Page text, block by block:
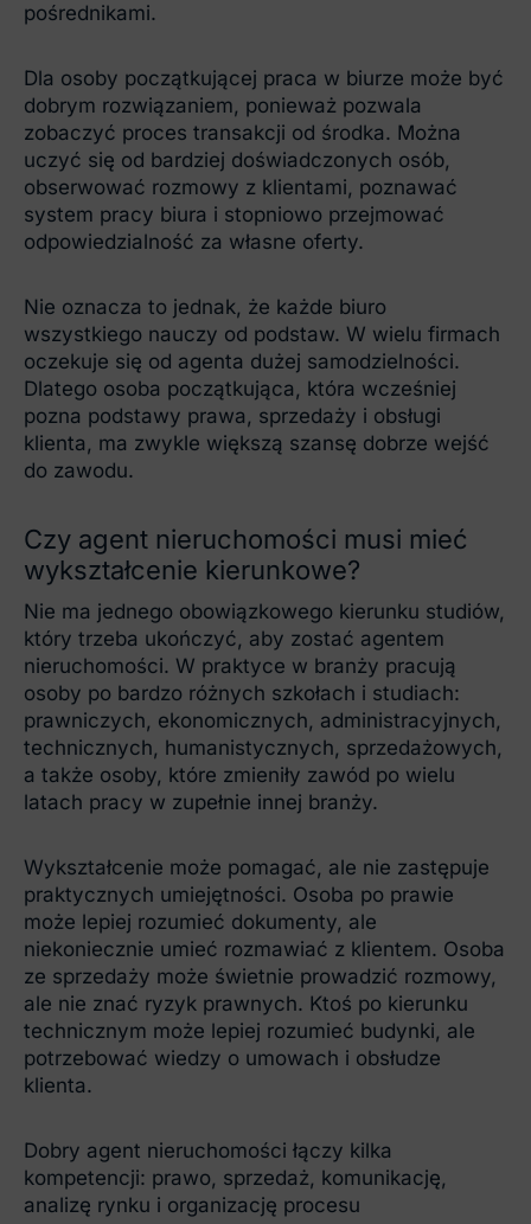
pośrednikami.
Dla osoby początkującej praca w biurze może być
dobrym rozwiązaniem, ponieważ pozwala
zobaczyć proces transakcji od środka. Można
uczyć się od bardziej doświadczonych osób,
obserwować rozmowy z klientami, poznawać
system pracy biura i stopniowo przejmować
odpowiedzialność za własne oferty.
Nie oznacza to jednak, że każde biuro
wszystkiego nauczy od podstaw. W wielu firmach
oczekuje się od agenta dużej samodzielności.
Dlatego osoba początkująca, która wcześniej
pozna podstawy prawa, sprzedaży i obsługi
klienta, ma zwykle większą szansę dobrze wejść
do zawodu.
Czy agent nieruchomości musi mieć
wykształcenie kierunkowe?
Nie ma jednego obowiązkowego kierunku studiów,
który trzeba ukończyć, aby zostać agentem
nieruchomości. W praktyce w branży pracują
osoby po bardzo różnych szkołach i studiach:
prawniczych, ekonomicznych, administracyjnych,
technicznych, humanistycznych, sprzedażowych,
a także osoby, które zmieniły zawód po wielu
latach pracy w zupełnie innej branży.
Wykształcenie może pomagać, ale nie zastępuje
praktycznych umiejętności. Osoba po prawie
może lepiej rozumieć dokumenty, ale
niekoniecznie umieć rozmawiać z klientem. Osoba
ze sprzedaży może świetnie prowadzić rozmowy,
ale nie znać ryzyk prawnych. Ktoś po kierunku
technicznym może lepiej rozumieć budynki, ale
potrzebować wiedzy o umowach i obsłudze
klienta.
Dobry agent nieruchomości łączy kilka
kompetencji: prawo, sprzedaż, komunikację,
analizę rynku i organizację procesu